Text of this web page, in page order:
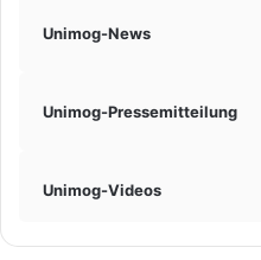
Unimog-News
Unimog-Pressemitteilung
Unimog-Videos